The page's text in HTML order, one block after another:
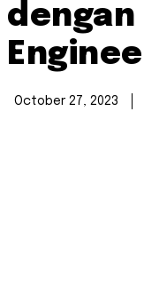
dengan
October 27, 2023